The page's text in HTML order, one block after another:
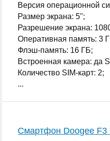
Версия операционной
Размер экрана: 5";
Разрешение экрана:
Оперативная память: 3
Флэш-память: 16 ГБ;
Встроенная камера: да
Количество SIM-карт: 2;
...
Смартфон Doogee F3